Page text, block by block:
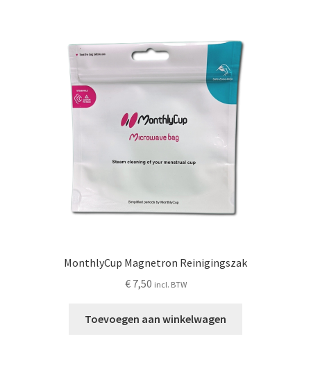
Proefpakketten
wat je nog meer wil weten
MonthlyCup Magnetron Reinigingszak
€7,50 incl. BTW
Toevoegen aan winkelwagen